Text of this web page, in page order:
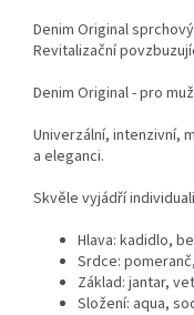
Denim Original
Revitalizační
Denim Original - pro
Univerzální, intenzivní,
a eleganci.
Skvěle vyjádří
Hlava: kadidlo,
Srdce:
Základ: jantar,
Složení: aqua,